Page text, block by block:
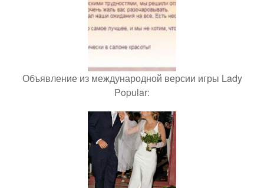
Объявление из международной версии игры Lady
Popular: